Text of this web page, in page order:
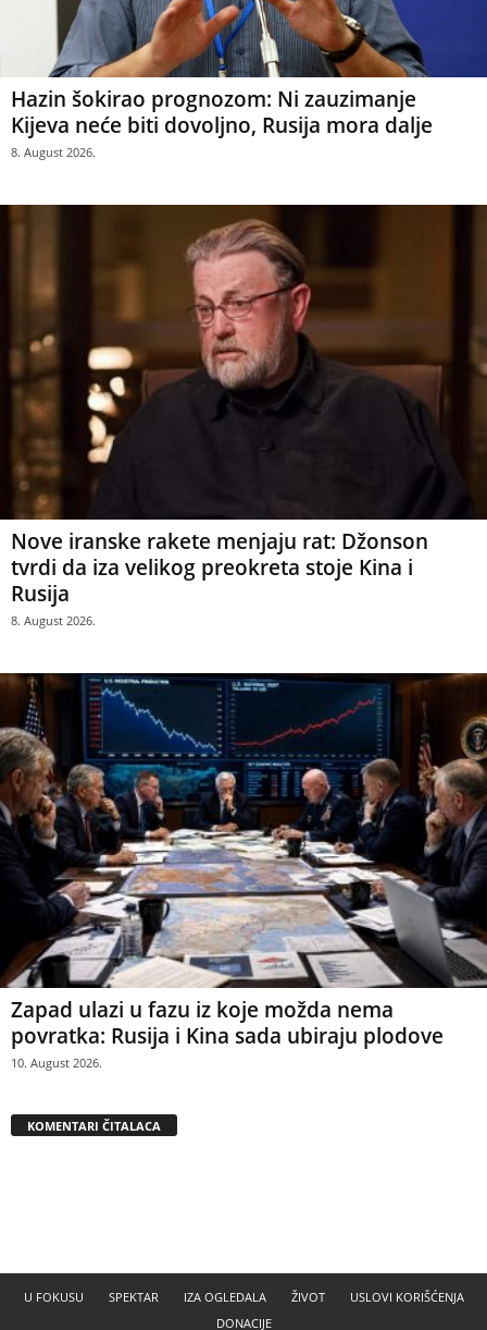
Hazin šokirao prognozom: Ni zauzimanje
Kijeva neće biti dovoljno, Rusija mora dalje
8. August 2026.
Nove iranske rakete menjaju rat: Džonson
tvrdi da iza velikog preokreta stoje Kina i
Rusija
8. August 2026.
Zapad ulazi u fazu iz koje možda nema
povratka: Rusija i Kina sada ubiraju plodove
10. August 2026.
KOMENTARI ČITALACA
U FOKUSU SPEKTAR IZA OGLEDALA ŽIVOT
USLOVI KORIŠĆENJA
DONACIJE